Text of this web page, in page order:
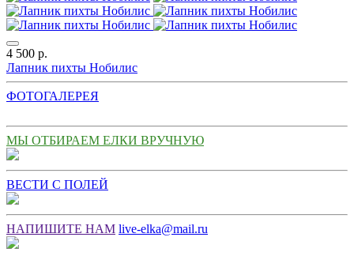
4 500 р.
Лапник пихты Нобилис
ФОТОГАЛЕРЕЯ
МЫ ОТБИРАЕМ ЕЛКИ ВРУЧНУЮ
ВЕСТИ С ПОЛЕЙ
НАПИШИТЕ НАМ live-elka@mail.ru